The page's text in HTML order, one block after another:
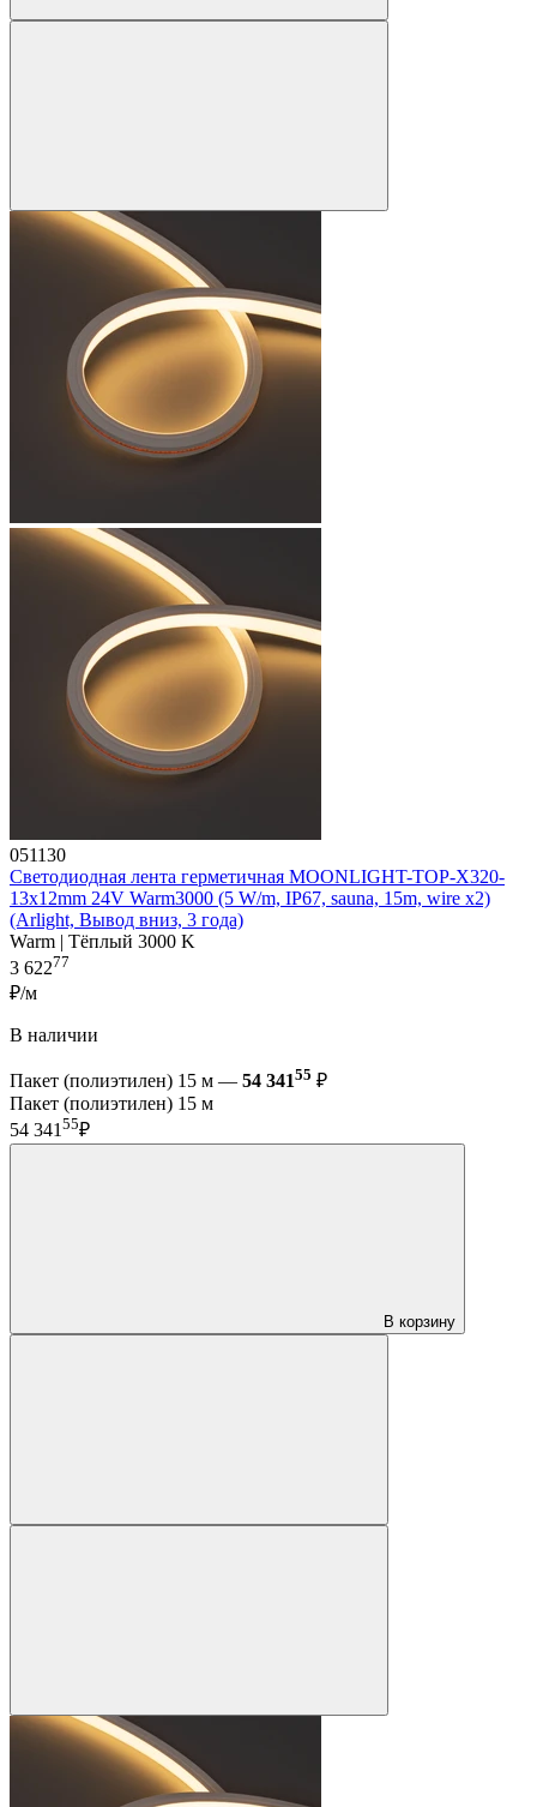
051130
Светодиодная лента герметичная MOONLIGHT-TOP-X320-
13x12mm 24V Warm3000 (5 W/m, IP67, sauna, 15m, wire x2)
(Arlight, Вывод вниз, 3 года)
Warm | Тёплый 3000 K
3 62277
₽/м
В наличии
Пакет (полиэтилен) 15 м — 54 34155 ₽
Пакет (полиэтилен) 15 м
54 34155₽
В корзину